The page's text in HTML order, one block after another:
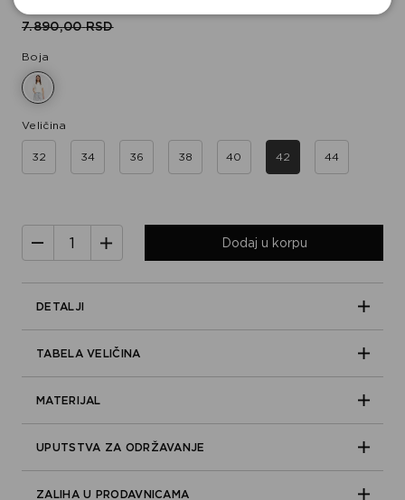
7.890,00 RSD
Boja
Veličina
32 34 36 38 40 42 44
Dodaj u korpu
DETALJI
TABELA VELIČINA
MATERIJAL
UPUTSTVA ZA ODRŽAVANJE
ZALIHA U PRODAVNICAMA